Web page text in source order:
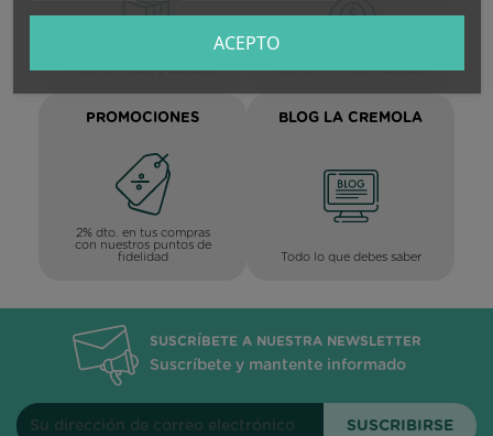
ACEPTO
Para Península y Baleares Fáciles en 14 días naturales
PROMOCIONES
2% dto. en tus compras
con nuestros puntos de
fidelidad
BLOG LA CREMOLA
Todo lo que debes saber
SUSCRÍBETE A NUESTRA NEWSLETTER
Suscríbete y mantente informado